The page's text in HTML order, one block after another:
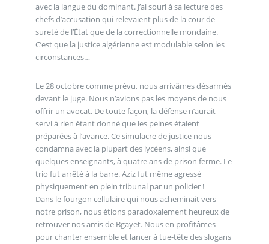
avec la langue du dominant. J’ai souri à sa lecture des
chefs d’accusation qui relevaient plus de la cour de
sureté de l’État que de la correctionnelle mondaine.
C’est que la justice algérienne est modulable selon les
circonstances…
Le 28 octobre comme prévu, nous arrivâmes désarmés
devant le juge. Nous n’avions pas les moyens de nous
offrir un avocat. De toute façon, la défense n’aurait
servi à rien étant donné que les peines étaient
préparées à l’avance. Ce simulacre de justice nous
condamna avec la plupart des lycéens, ainsi que
quelques enseignants, à quatre ans de prison ferme. Le
trio fut arrêté à la barre. Aziz fut même agressé
physiquement en plein tribunal par un policier !
Dans le fourgon cellulaire qui nous acheminait vers
notre prison, nous étions paradoxalement heureux de
retrouver nos amis de Bgayet. Nous en profitâmes
pour chanter ensemble et lancer à tue-tête des slogans